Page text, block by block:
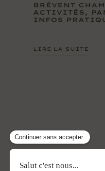
BRÉVENT
ACTIVITÉS,
INFOS
LIRE LA SUITE